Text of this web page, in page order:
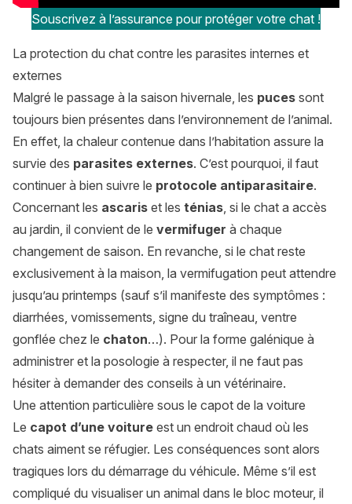
Souscrivez à l’assurance pour protéger votre chat !
La protection du chat contre les parasites internes et
externes
Malgré le passage à la saison hivernale, les puces sont
toujours bien présentes dans l’environnement de l’animal.
En effet, la chaleur contenue dans l’habitation assure la
survie des parasites externes. C’est pourquoi, il faut
continuer à bien suivre le protocole antiparasitaire.
Concernant les ascaris et les ténias, si le chat a accès
au jardin, il convient de le vermifuger à chaque
changement de saison. En revanche, si le chat reste
exclusivement à la maison, la vermifugation peut attendre
jusqu’au printemps (sauf s’il manifeste des symptômes :
diarrhées, vomissements, signe du traîneau, ventre
gonflée chez le chaton…). Pour la forme galénique à
administrer et la posologie à respecter, il ne faut pas
hésiter à demander des conseils à un vétérinaire.
Une attention particulière sous le capot de la voiture
Le capot d’une voiture est un endroit chaud où les
chats aiment se réfugier. Les conséquences sont alors
tragiques lors du démarrage du véhicule. Même s’il est
compliqué du visualiser un animal dans le bloc moteur, il